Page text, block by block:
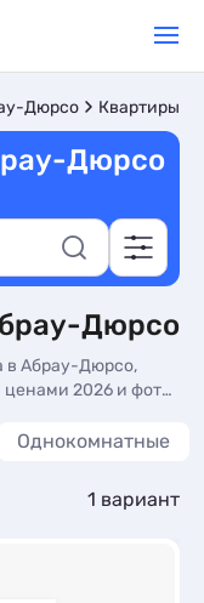
Дюрсо Квартиры
Дюрсо
Дюрсо
в Абрау-Дюрсо,
ценами 2026 и фото
10 вариантов,
Однокомнатные
1 вариант